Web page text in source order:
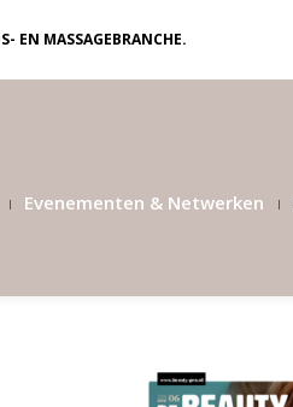
EN MASSAGEBRANCHE.
Evenementen & Netwerken